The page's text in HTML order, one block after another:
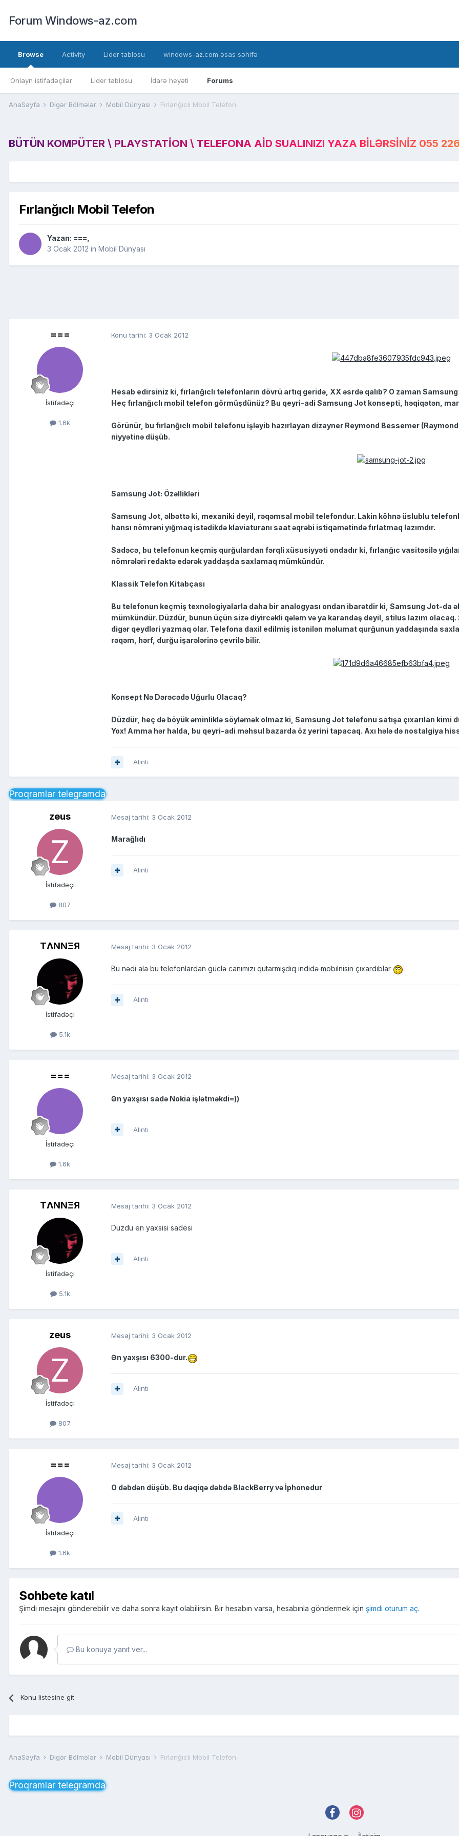
Forum Windows-az.com
Browse
Onlayn istifadəçilər Lider tablosu İdarə heyəti Forums
Activity Lider tablosu windows-az.com əsas səhifə
AnaSayfa Digər Bölmələr Mobil Dünyası Fırlanğıclı Mobil Telefon
BÜTÜN KOMPÜTER \ PLAYSTATION \ TELEFONA AID SUALINIZI YAZA BILƏRSINIZ 055
Fırlanğıclı Mobil Telefon
Yazan: ===
3 Ocak 2012 in Mobil Dünyası
===
İstifadəçi
1.6k
Konu tarihi: 3 Ocak 2012
Hesab edirsiniz ki, fırlanğıclı telefonların dövrü artıq geridə, XX əsrdə qalıb? O zaman
Heç fırlanğıclı mobil telefon görmüşdünüz? Bu qeyri-adi Samsung Jot konsepti, həqiqətən,
Görünür, bu fırlanğıclı mobil telefonu işləyib hazırlayan dizayner Reymond Bessemer
niyyətinə düşüb.
Samsung Jot: Özəllikləri
Samsung Jot, əlbəttə ki, mexaniki deyil, rəqəmsal mobil telefondur. Lakin köhnə üslublu
hansı nömrəni yığmaq istədikdə klaviaturanı saat əqrəbi istiqamətində fırlatmaq lazımdır.
Sadəcə, bu telefonun keçmiş qurğulardan fərqli xüsusiyyəti ondadır ki, fırlanğıc vasitəsilə
nömrələri redaktə edərək yaddaşda saxlamaq mümkündür.
Klassik Telefon Kitabçası
Bu telefonun keçmiş texnologiyalarla daha bir analogyası ondan ibarətdir ki, Samsung Jot-da
mümkündür. Düzdür, bunun üçün sizə diyircəkli qələm və ya karandaş deyil, stilus lazım
digər qeydləri yazmaq olar. Telefona daxil edilmiş istənilən məlumat qurğunun yaddaşında
rəqəm, hərf, durğu işarələrinə çevrilə bilir.
Konsept Nə Dərəcədə Uğurlu Olacaq?
Düzdür, heç də böyük əminliklə söyləmək olmaz ki, Samsung Jot telefonu satışa çıxarılan kimi
Yox! Amma hər halda, bu qeyri-adi məhsul bazarda öz yerini tapacaq. Axı hələ də nostalgiya
Alıntı
Proqramlar telegramda
zeus
İstifadəçi
807
Mesaj tarihi: 3 Ocak 2012
Marağlıdı
Alıntı
TΛNNΞЯ
İstifadəçi
5.1k
Mesaj tarihi: 3 Ocak 2012
Bu nədi ala bu telefonlardan güclə canımızı qutarmışdıq indidə mobilnisin çıxardıblar
Alıntı
===
İstifadəçi
1.6k
Mesaj tarihi: 3 Ocak 2012
Ən yaxşısı sadə Nokia işlətməkdi=))
Alıntı
TΛNNΞЯ
İstifadəçi
5.1k
Mesaj tarihi: 3 Ocak 2012
Duzdu en yaxsisi sadesi
Alıntı
zeus
İstifadəçi
807
Mesaj tarihi: 3 Ocak 2012
Ən yaxşısı 6300-dur.
Alıntı
===
İstifadəçi
1.6k
Mesaj tarihi: 3 Ocak 2012
O dəbdən düşüb. Bu dəqiqə dəbdə BlackBerry və İphonedur
Alıntı
Sohbete katıl
Şimdi mesajını gönderebilir ve daha sonra kayıt olabilirsin. Bir hesabın varsa, hesabınla göndermek için şimdi oturum aç.
Bu konuya yanıt ver...
Konu listesine git
AnaSayfa Digər Bölmələr Mobil Dünyası Fırlanğıclı Mobil Telefon
Proqramlar telegramda